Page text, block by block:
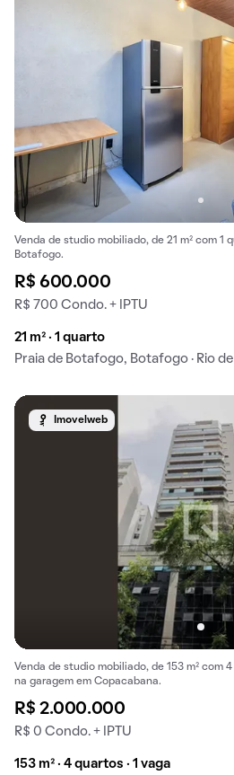
Venda de studio mobiliado, de 21 m² com 1
Botafogo.
R$ 600.000
R$ 700 Condo. + IPTU
21 m² · 1 quarto
Praia de Botafogo, Botafogo · Rio
Imovelweb
Venda de studio mobiliado, de 153 m² com
na garagem em Copacabana.
R$ 2.000.000
R$ 0 Condo. + IPTU
153 m² · 4 quartos · 1 vaga